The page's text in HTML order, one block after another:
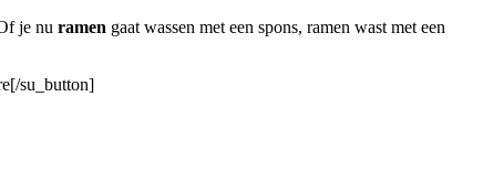
je nu ramen gaat wassen met een spons, ramen wast met een
su_button]